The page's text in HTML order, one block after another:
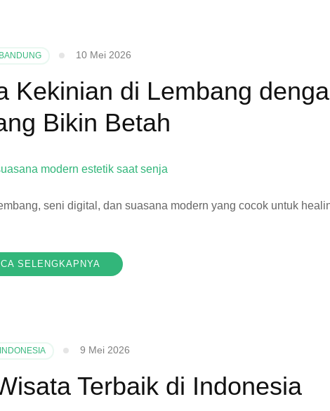
10 Mei 2026
Kekinian di Lembang
Bikin Betah
seni digital, dan suasana modern yang cocok untuk
SELENGKAPNYA
9 Mei 2026
Terbaik di Indonesia